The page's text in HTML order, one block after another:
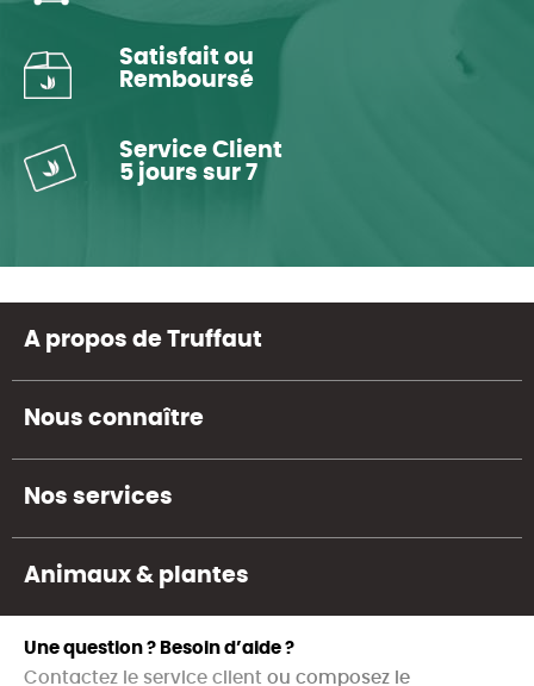
Satisfait ou
Remboursé
Service Client
5 jours sur 7
A propos de Truffaut
Nous connaître
Nos services
Animaux & plantes
Une question ? Besoin d’aide ?
Contactez le service client ou composez le